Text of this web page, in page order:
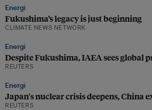
Energi
Fukushima’s legacy is just beginning
CLIMATE NEWS NETWORK
Energi
Despite Fukushima, IAEA sees global
REUTERS
Energi
Japan's nuclear crisis deepens, China
REUTERS